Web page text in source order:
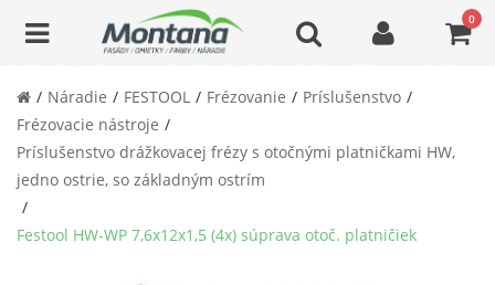
0
Náradie FESTOOL Frézovanie
Príslušenstvo
Frézovacie nástroje
Príslušenstvo drážkovacej frézy s otočnými platničkami HW,
jedno ostrie, so základným ostrím
Festool HW-WP 7,6x12x1,5 (4x) súprava otoč. platničiek